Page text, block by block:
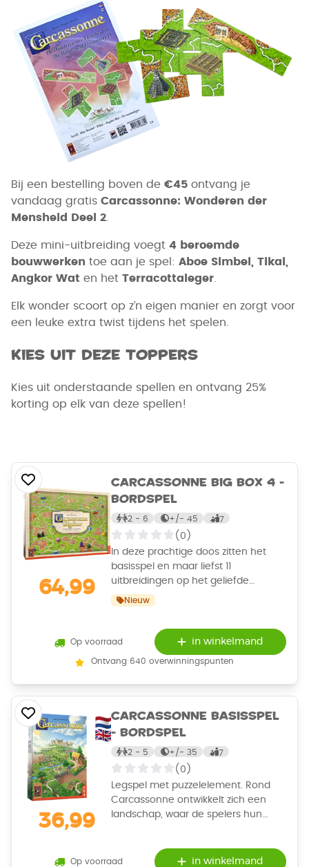
Bij een bestelling boven de €45 ontvang je
vandaag gratis Carcassonne: Wonderen der
Mensheid Deel 2.
Deze mini-uitbreiding voegt 4 beroemde
bouwwerken toe aan je spel: Aboe Simbel, Tikal,
Angkor Wat en het Terracottaleger.
Elk wonder scoort op z’n eigen manier en zorgt voor
een leuke extra twist tijdens het spelen.
Kies uit deze toppers
Kies uit onderstaande spellen en ontvang 25%
korting op elk van deze spellen!
64,99
Carcassonne Big Box 4 -
Bordspel
2 - 6 +/- 45 7
(0)
In deze prachtige doos zitten het
basisspel en maar liefst 11
uitbreidingen op het geliefde
Carcassonne. Daardoor is oneindig
deze bestseller in al haar varianten
wil leren kennen. Bevat het nieuwe
artwork van de tegels, en geupdate
spelregelboekjes. Versie 2026!
Nieuw
Op voorraad in winkelmand
Ontvang 640 overwinningspunten
36,99
Carcassonne Basisspel
- Bordspel
2 - 5 +/- 35 7
(0)
Legspel met puzzelelement. Rond
Carcassonne ontwikkelt zich een
landschap, waar de spelers hun
scoren als een bezette weg, stad,
Op voorraad in winkelmand